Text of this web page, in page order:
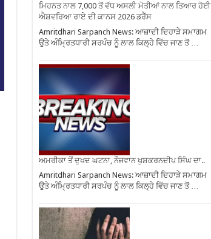
ਮਿਹਨਤ ਨਾਲ 7,000 ਤੋਂ ਵੱਧ ਅਸਲੀ ਮੋਤੀਆਂ ਨਾਲ ਤਿਆਰ ਹੋਈ
ਐਸ਼ਵਰਿਆ ਰਾਏ ਦੀ ਕਾਨਸ 2026 ਡਰੈੱਸ
Amritdhari Sarpanch News: ਆਜ਼ਾਦੀ ਦਿਹਾੜੇ ਸਮਾਗਮ
ਉਤੇ ਅੰਮ੍ਰਿਤਧਾਰੀ ਸਰਪੰਚ ਨੂੰ ਲਾਲ ਕਿਲ੍ਹੇ ਵਿੱਚ ਜਾਣ ਤੋਂ …
ਅਮਰੀਕਾ ਤੋਂ ਦੁਖਦ ਘਟਨਾ, ਨੌਜਵਾਨ ਖੁਸ਼ਕਰਨਦੀਪ ਸਿੰਘ ਦਾ..
Amritdhari Sarpanch News: ਆਜ਼ਾਦੀ ਦਿਹਾੜੇ ਸਮਾਗਮ
ਉਤੇ ਅੰਮ੍ਰਿਤਧਾਰੀ ਸਰਪੰਚ ਨੂੰ ਲਾਲ ਕਿਲ੍ਹੇ ਵਿੱਚ ਜਾਣ ਤੋਂ …